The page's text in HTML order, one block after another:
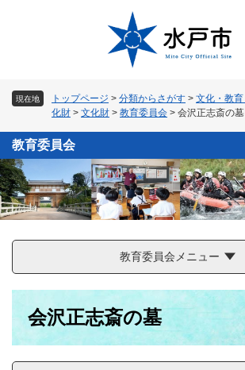
本
文
へ
現在地 トップページ > 分類からさがす > 文化・教
化財 > 文化財 > 教育委員会 > 会沢正志斎の墓
教育委員会
教育委員会メニュー
会沢正志斎の墓